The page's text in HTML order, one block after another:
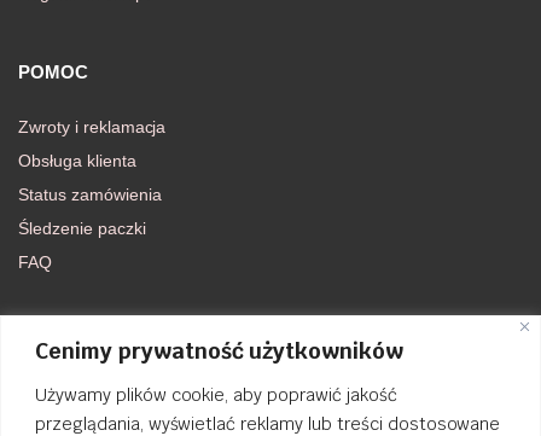
Cenimy prywatność użytkowników
Używamy plików cookie, aby poprawić jakość
przeglądania, wyświetlać reklamy lub treści dostosowane
POMOC
Zwroty i reklamacja
Obsługa klienta
Status zamówienia
Śledzenie paczki
FAQ
DOŁĄCZ DO NAS
FACEBOOK